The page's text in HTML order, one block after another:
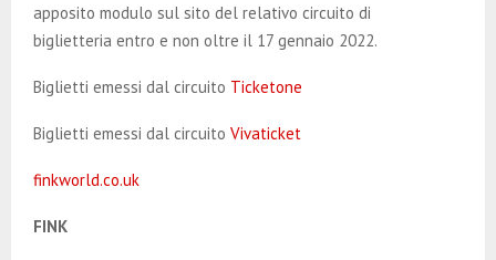
apposito modulo sul sito del relativo circuito di
biglietteria entro e non oltre il 17 gennaio 2022.
Biglietti emessi dal circuito Ticketone
Biglietti emessi dal circuito Vivaticket
finkworld.co.uk
FINK